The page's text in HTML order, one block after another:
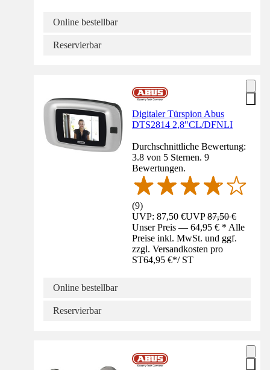
Online bestellbar
Reservierbar
Digitaler Türspion Abus
DTS2814 2,8"CL/DFNLI
Durchschnittliche Bewertung:
3.8 von 5 Sternen. 9
Bewertungen.
(9)
UVP: 87,50 €UVP87,50 €
Unser Preis — 64,95 € * Alle
Preise inkl. MwSt. und ggf.
zzgl. Versandkosten pro
ST64,95 €*/ ST
Online bestellbar
Reservierbar